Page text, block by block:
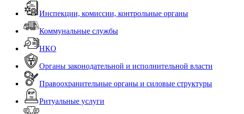
Инспекции, комиссии, контрольные органы
Коммунальные службы
НКО
Органы законодательной и исполнительной власти
Правоохранительные органы и силовые структуры
Ритуальные услуги